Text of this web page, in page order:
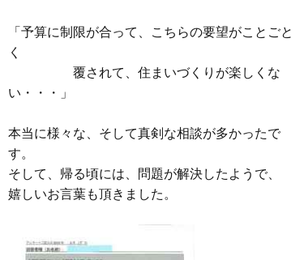
「予算に制限が合って、こちらの要望がことごと
く
覆されて、住まいづくりが楽しくな
い・・・」
本当に様々な、そして真剣な相談が多かったで
す。
そして、帰る頃には、問題が解決したようで、
嬉しいお言葉も頂きました。